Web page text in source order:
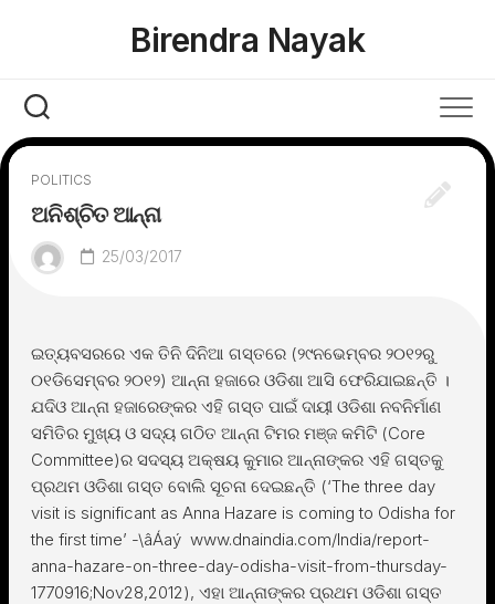
Birendra Nayak
POLITICS
ଅନିଶ୍ଚିତ ଆନ୍ନା
25/03/2017
ଇତ୍ୟବସରରେ ଏକ ତିନି ଦିନିଆ ଗସ୍ତରେ (୨୯ନଭେମ୍ବର ୨୦୧୨ରୁ
୦୧ଡିସେମ୍ବର ୨୦୧୨) ଆନ୍ନା ହଜାରେ ଓଡିଶା ଆସି ଫେରିଯାଇଛନ୍ତି ।
ଯଦିଓ ଆନ୍ନା ହଜାରେଙ୍କର ଏହି ଗସ୍ତ ପାଇଁ ଦାୟୀ ଓଡିଶା ନବନିର୍ମାଣ
ସମିତିର ମୁଖ୍ୟ ଓ ସଦ୍ୟ ଗଠିତ ଆନ୍ନା ଟିମର ମଞ୍ଜ କମିଟି (Core
Committee)ର ସଦସ୍ୟ ଅକ୍ଷୟ କୁମାର ଆନ୍ନାଙ୍କର ଏହି ଗସ୍ତକୁ
ପ୍ରଥମ ଓଡିଶା ଗସ୍ତ ବୋଲି ସୂଚନା ଦେଇଛନ୍ତି (‘The three day
visit is significant as Anna Hazare is coming to Odisha for
the first time’ -\âÁaý www.dnaindia.com/India/report-
anna-hazare-on-three-day-odisha-visit-from-thursday-
1770916;Nov28,2012), ଏହା ଆନ୍ନାଙ୍କର ପ୍ରଥମ ଓଡିଶା ଗସ୍ତ